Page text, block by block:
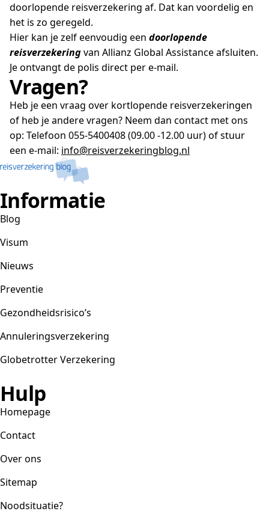
doorlopende reisverzekering af. Dat kan voordelig en
het is zo geregeld.
Hier kan je zelf eenvoudig een doorlopende
reisverzekeringvan Allianz Global Assistance afsluiten.
Je ontvangt de polis direct per e-mail.
Vragen?
Heb je een vraag over kortlopende reisverzekeringen
of heb je andere vragen? Neem dan contact met ons
op: Telefoon 055-5400408 (09.00 -12.00 uur) of stuur
een e-mail: info@reisverzekeringblog.nl
Informatie
Blog
Visum
Nieuws
Preventie
Gezondheidsrisico’s
Annuleringsverzekering
Globetrotter Verzekering
Hulp
Homepage
Contact
Over ons
Sitemap
Noodsituatie?